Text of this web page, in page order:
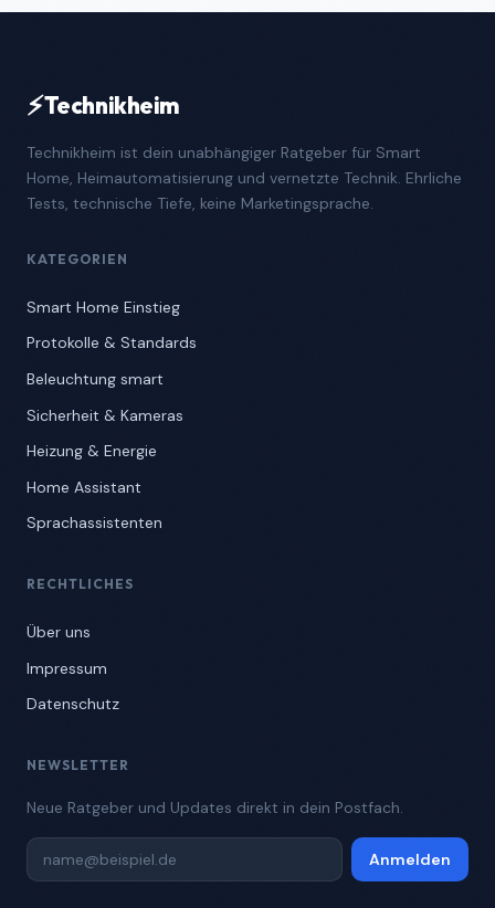
⚡Technikheim
Technikheim ist dein unabhängiger Ratgeber für Smart
Home, Heimautomatisierung und vernetzte Technik. Ehrliche
Tests, technische Tiefe, keine Marketingsprache.
KATEGORIEN
Smart Home Einstieg
Protokolle & Standards
Beleuchtung smart
Sicherheit & Kameras
Heizung & Energie
Home Assistant
Sprachassistenten
RECHTLICHES
Über uns
Impressum
Datenschutz
NEWSLETTER
Neue Ratgeber und Updates direkt in dein Postfach.
Anmelden